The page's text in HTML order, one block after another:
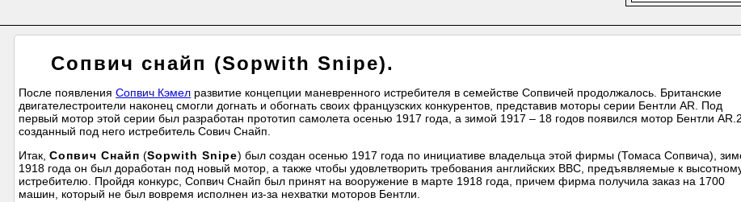
Сопвич снайп (Sopwith Snipe).
После появленияСопвич Кэмел развитие концепции маневренного истребителя в семействе Сопвичей продолжалось. Британские
двигателестроители наконец смогли догнать и обогнать своих французских конкурентов, представив моторы серии Бентли AR. Под
первый мотор этой серии был разработан прототип самолета осенью 1917 года, а зимой 1917 – 18 годов появился мотор Бентли
созданный под него истребитель Сович Снайп.
Итак,Сопвич Снайп (Sopwith Snipe) был создан осенью 1917 года по инициативе владельца этой фирмы (Томаса Сопвича),
1918 года он был доработан под новый мотор, а также чтобы удовлетворить требования английских ВВС, предъявляемые к
истребителю. Пройдя конкурс, Сопвич Снайп был принят на вооружение в марте 1918 года, причем фирма получила заказ на 1700
машин, который не был вовремя исполнен из-за нехватки моторов Бентли.